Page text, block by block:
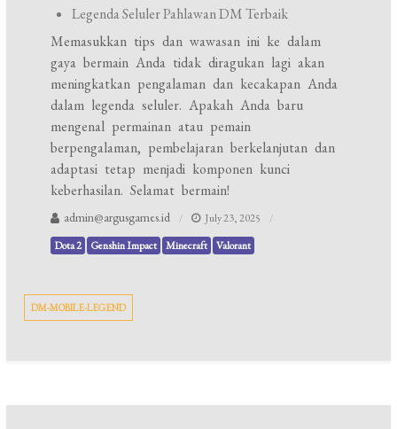
Legenda Seluler Pahlawan DM Terbaik
Memasukkan tips dan wawasan ini ke dalam
gaya bermain Anda tidak diragukan lagi akan
meningkatkan pengalaman dan kecakapan Anda
dalam legenda seluler. Apakah Anda baru
mengenal permainan atau pemain
berpengalaman, pembelajaran berkelanjutan dan
adaptasi tetap menjadi komponen kunci
keberhasilan. Selamat bermain!
admin@argusgames.id
July 23, 2025
Dota 2
Genshin Impact Minecraft Valorant
DM-MOBILE-LEGEND